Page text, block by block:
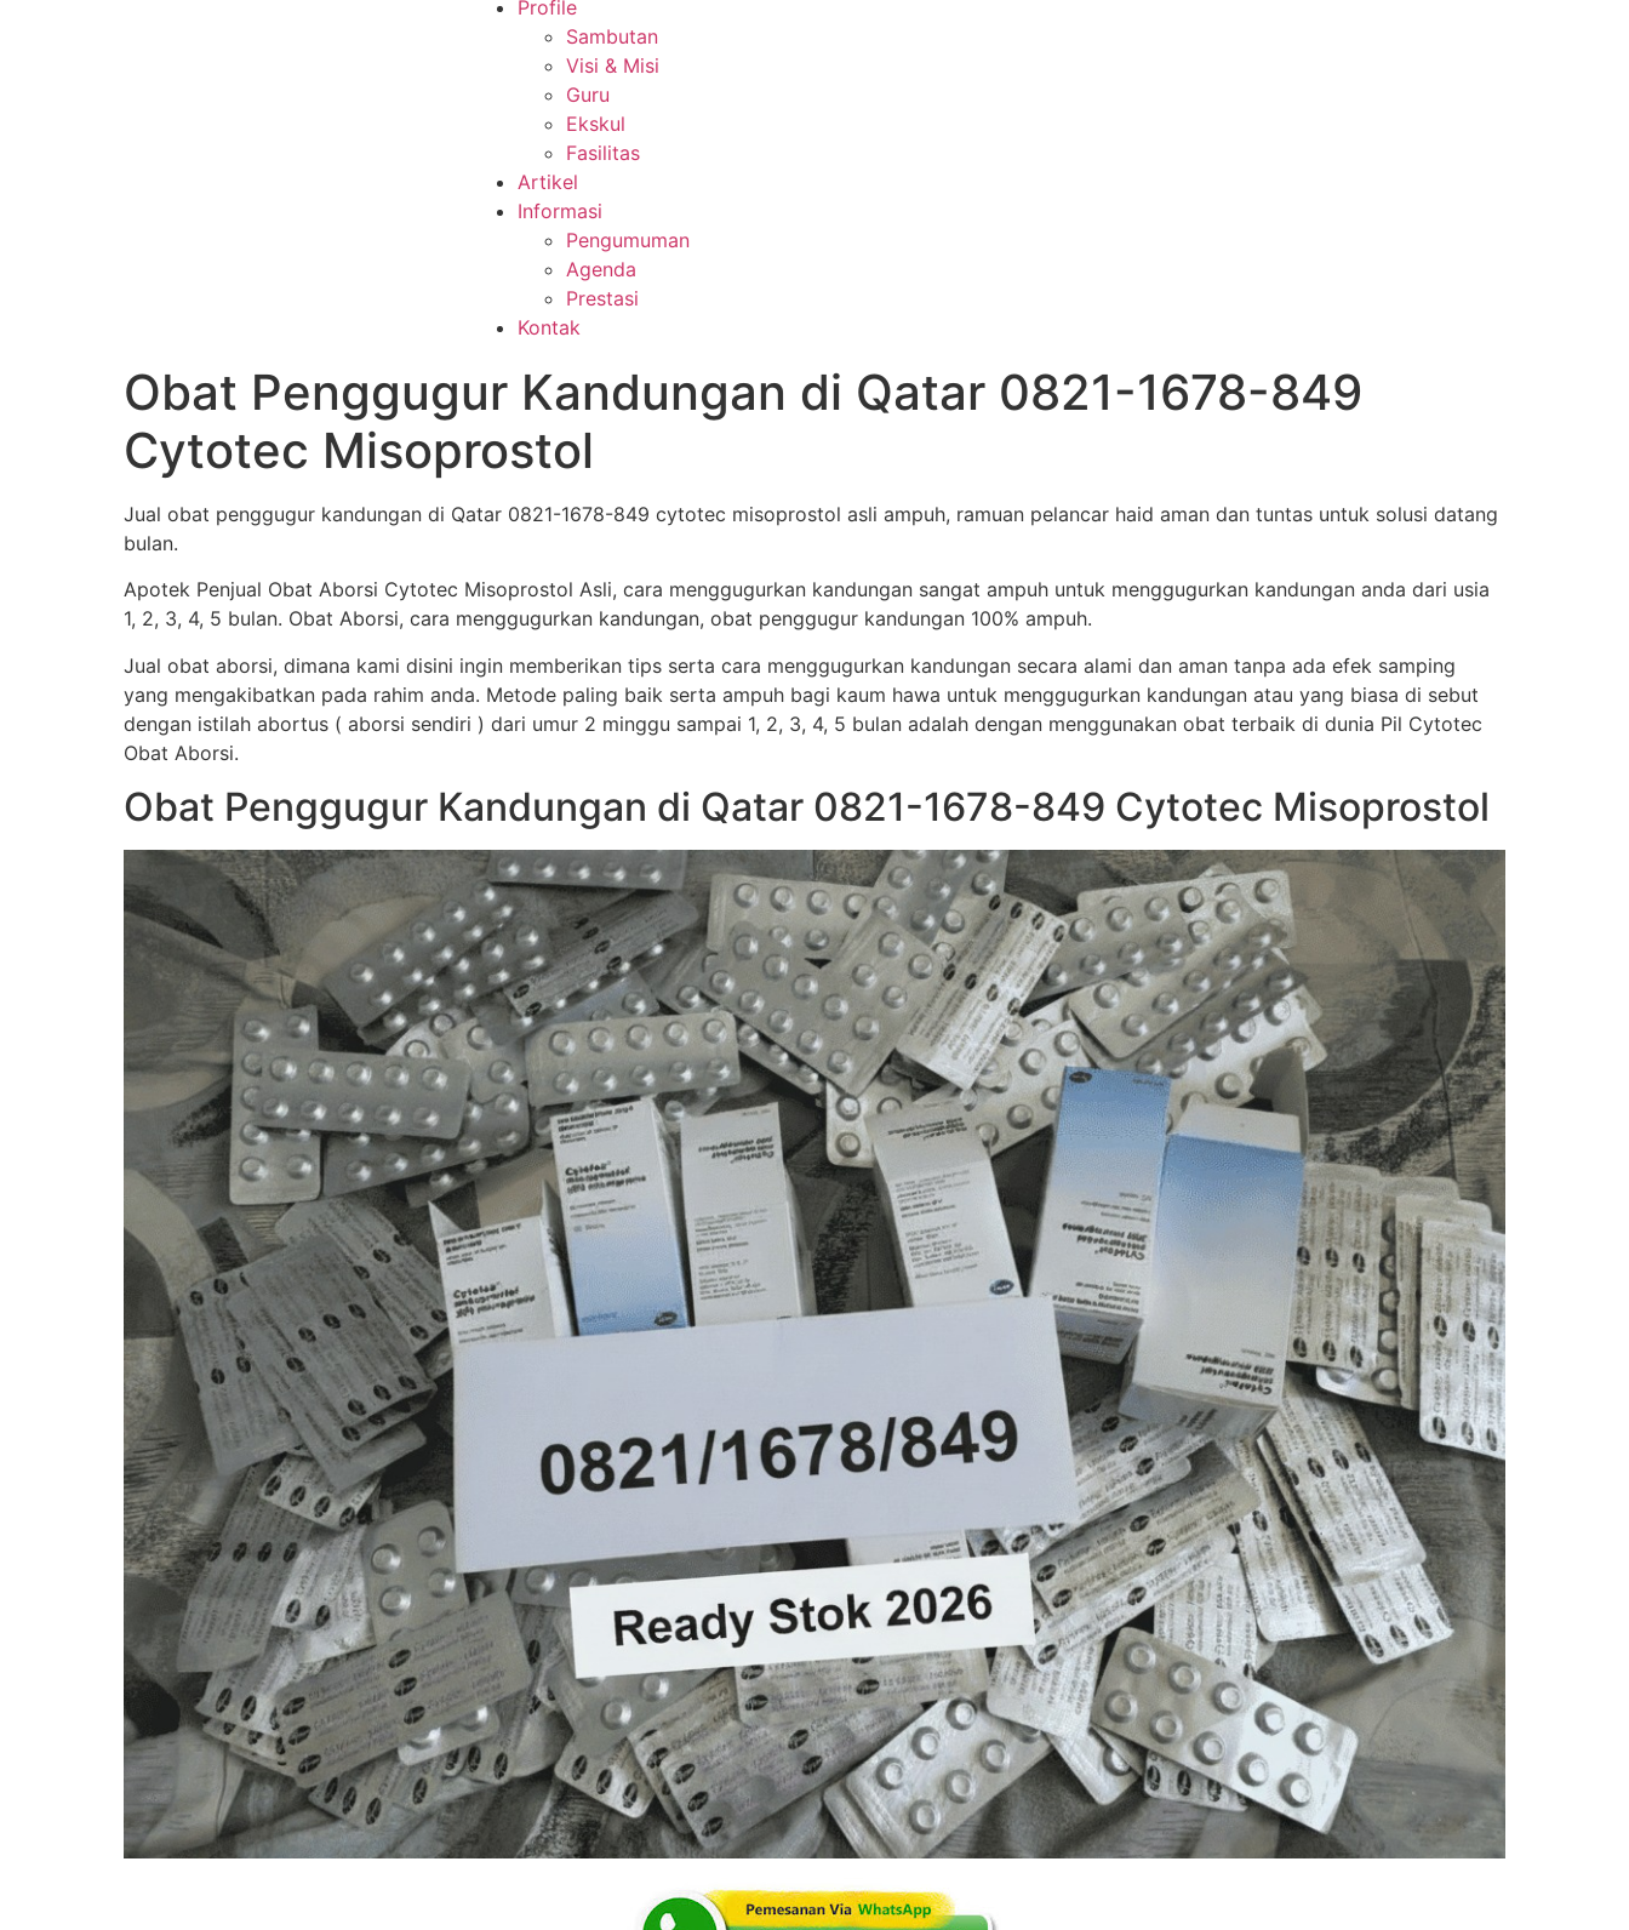
Profile
Sambutan
Visi & Misi
Guru
Ekskul
Fasilitas
Artikel
Informasi
Pengumuman
Agenda
Prestasi
Kontak
Obat Penggugur Kandungan di Qatar 0821-1678-849
Cytotec Misoprostol
Jual obat penggugur kandungan di Qatar 0821-1678-849 cytotec misoprostol asli ampuh, ramuan pelancar haid aman dan tuntas untuk solusi datang
bulan.
Apotek Penjual Obat Aborsi Cytotec Misoprostol Asli, cara menggugurkan kandungan sangat ampuh untuk menggugurkan kandungan anda dari usia
1, 2, 3, 4, 5 bulan. Obat Aborsi, cara menggugurkan kandungan, obat penggugur kandungan 100% ampuh.
Jual obat aborsi, dimana kami disini ingin memberikan tips serta cara menggugurkan kandungan secara alami dan aman tanpa ada efek samping
yang mengakibatkan pada rahim anda. Metode paling baik serta ampuh bagi kaum hawa untuk menggugurkan kandungan atau yang biasa di sebut
dengan istilah abortus ( aborsi sendiri ) dari umur 2 minggu sampai 1, 2, 3, 4, 5 bulan adalah dengan menggunakan obat terbaik di dunia Pil Cytotec
Obat Aborsi.
Obat Penggugur Kandungan di Qatar 0821-1678-849 Cytotec Misoprostol